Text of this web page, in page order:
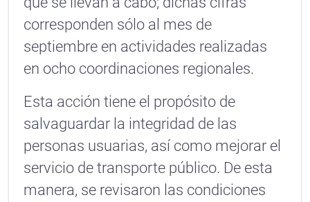
corresponden sólo al mes de
septiembre en actividades realizadas
en ocho coordinaciones regionales.
Esta acción tiene el propósito de
salvaguardar la integridad de las
personas usuarias, así como mejorar el
servicio de transporte público. De esta
manera, se revisaron las condiciones